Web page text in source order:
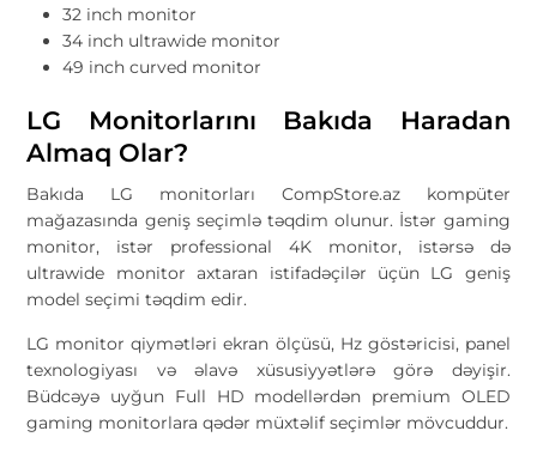
32 inch monitor
34 inch ultrawide monitor
49 inch curved monitor
LG Monitorlarını Bakıda Haradan
Almaq Olar?
Bakıda LG monitorları CompStore.az kompüter
mağazasında geniş seçimlə təqdim olunur. İstər gaming
monitor, istər professional 4K monitor, istərsə də
ultrawide monitor axtaran istifadəçilər üçün LG geniş
model seçimi təqdim edir.
LG monitor qiymətləri ekran ölçüsü, Hz göstəricisi, panel
texnologiyası və əlavə xüsusiyyətlərə görə dəyişir.
Büdcəyə uyğun Full HD modellərdən premium OLED
gaming monitorlara qədər müxtəlif seçimlər mövcuddur.